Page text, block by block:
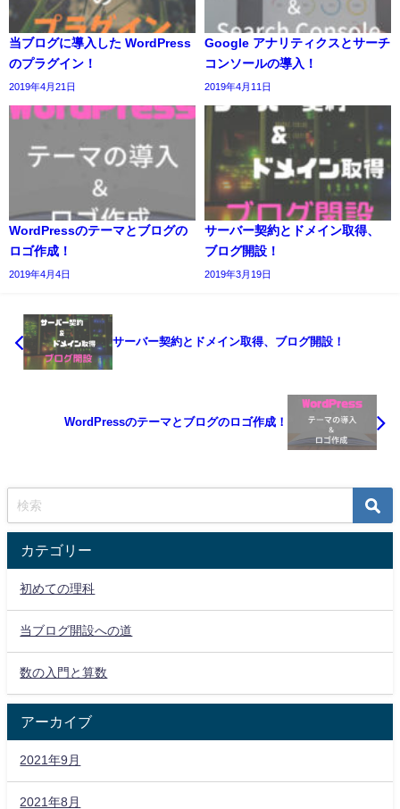
当ブログに導入した WordPress
のプラグイン！
2019年4月21日
Google アナリティクスとサーチ
コンソールの導入！
2019年4月11日
WordPressのテーマとブログの
ロゴ作成！
2019年4月4日
サーバー契約とドメイン取得、
ブログ開設！
2019年3月19日
サーバー契約とドメイン取得、ブログ開設！
WordPressのテーマとブログのロゴ作成！
カテゴリー
初めての理科
当ブログ開設への道
数の入門と算数
アーカイブ
2021年9月
2021年8月